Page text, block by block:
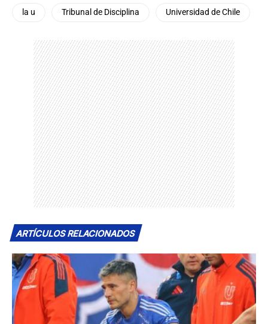
la u Tribunal de Disciplina Universidad de Chile
ARTÍCULOS RELACIONADOS